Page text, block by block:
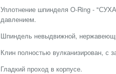
Уплотнение шпинделя O-Ring -
давлением.
Шпиндель невыдвижной,
Клин полностью вулканизирован, с
Гладкий проход в корпусе.